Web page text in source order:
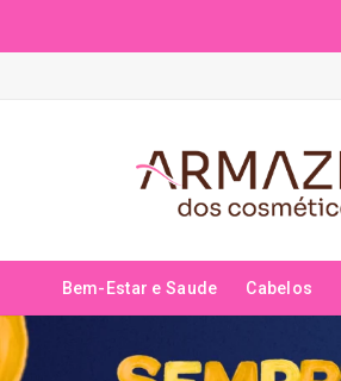
Bem-Estar e Saude Cabelos